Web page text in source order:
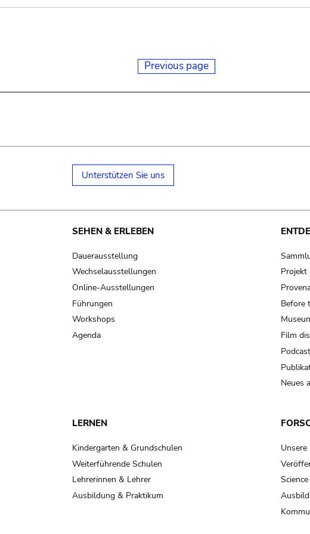
Previous page
Unterstützen Sie uns
SEHEN & ERLEBEN
Dauerausstellung
Wechselausstellungen
Online-Ausstellungen
Führungen
Workshops
Agenda
Projekt
Before
Film
Neues
LERNEN
Kindergarten & Grundschulen
Weiterführende Schulen
Lehrerinnen & Lehrer
Ausbildung & Praktikum